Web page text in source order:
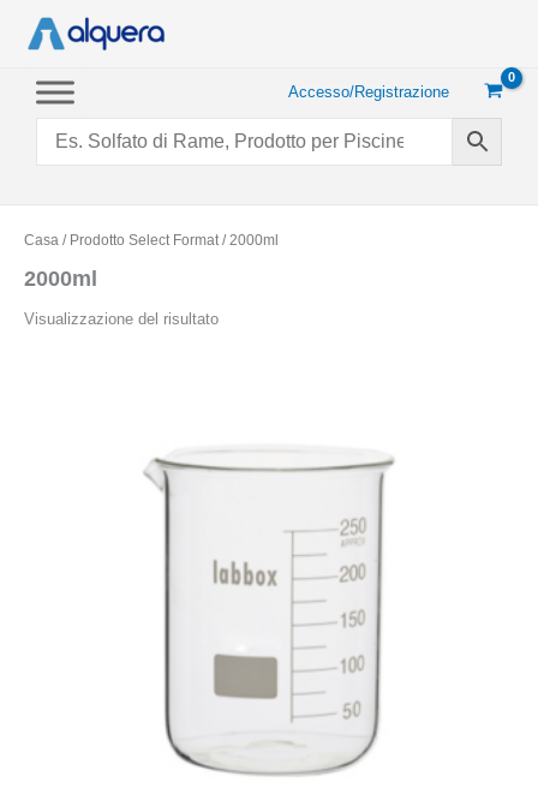
Accesso/Registrazione
Casa / Prodotto Select Format / 2000ml
2000ml
Visualizzazione del risultato